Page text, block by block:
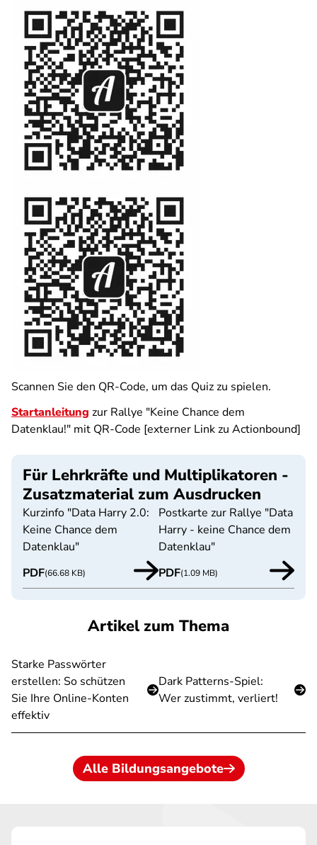
Scannen Sie den QR-Code, um das Quiz zu spielen.
Startanleitung zur Rallye "Keine Chance dem
Datenklau!" mit QR-Code [externer Link zu Actionbound]
Für Lehrkräfte und Multiplikatoren -
Zusatzmaterial zum Ausdrucken
Kurzinfo "Data Harry 2.0:
Keine Chance dem
Datenklau"
PDF(66.68 KB)
Postkarte zur Rallye "Data
Harry - keine Chance dem
Datenklau"
PDF(1.09 MB)
Artikel zum Thema
Starke Passwörter
erstellen: So schützen
Sie Ihre Online-Konten
effektiv
Dark Patterns-Spiel:
Wer zustimmt, verliert!
Alle Bildungsangebote